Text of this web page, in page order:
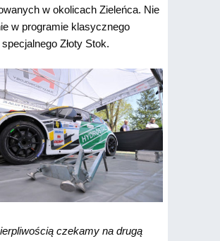
w okolicach Zieleńca. Nie
w programie klasycznego
Złoty Stok.
czekamy na drugą